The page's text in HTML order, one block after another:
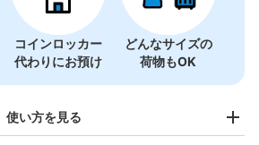
コインロッカー
代わりにお預け
どんなサイズの
荷物もOK
使い方を見る